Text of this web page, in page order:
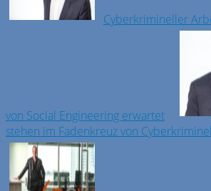
Cyberkrimineller
von Social Engineering erwartet
stehen im Fadenkreuz von